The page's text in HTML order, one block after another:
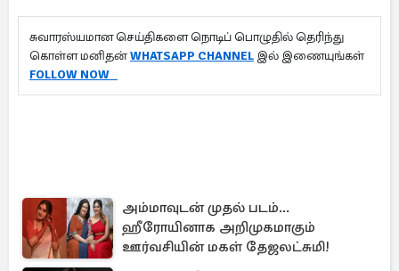
சுவாரஸ்யமான செய்திகளை நொடிப் பொழுதில் தெரிந்து
கொள்ள மனிதன்WHATSAPP CHANNEL இல் இணையுங்கள்
FOLLOW NOW
அம்மாவுடன் முதல் படம்...
ஹீரோயினாக அறிமுகமாகும்
ஊர்வசியின் மகள் தேஜலட்சுமி!